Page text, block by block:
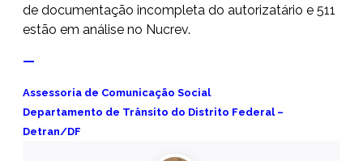
de documentação incompleta do autorizatário e 511
estão em análise no Nucrev.
—
Assessoria de Comunicação Social
Departamento de Trânsito do Distrito Federal –
Detran/DF